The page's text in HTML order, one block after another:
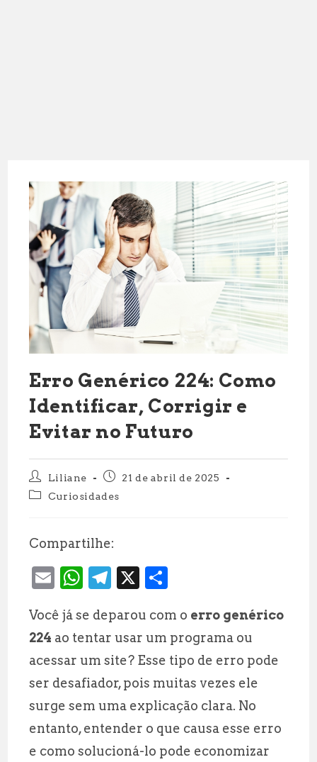
Erro Genérico 224: Como
Identificar, Corrigir e
Evitar no Futuro
Autor
do
post:
Liliane
Post21 de abril de 2025
Categoria
Curiosidades
Compartilhe:
E
ai
l
W
at
s
A
p
p
T
e
g
r
a
m
X
a
r
e
Você já se deparou com o erro genérico
224 ao tentar usar um programa ou
acessar um site? Esse tipo de erro pode
ser desafiador, pois muitas vezes ele
surge sem uma explicação clara. No
entanto, entender o que causa esse erro
e como solucioná-lo pode economizar